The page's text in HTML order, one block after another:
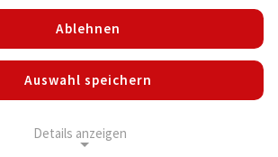
Ablehnen
Auswahl speichern
Details anzeigen